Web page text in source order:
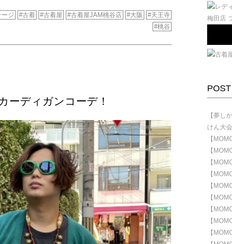
ジ 古着 古着屋 古着屋JAM桃谷店 大阪
天王寺
桃谷
ーディガンコーデ！
POST
【夢し
けん大
【
【
【
【
【
【
【
【
【